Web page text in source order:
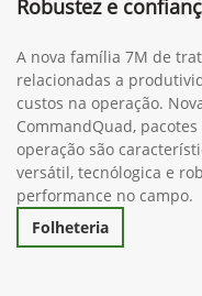
Robustez e
A nova família 7M de
relacionadas a
custos na operação.
CommandQuad,
operação são
versátil, tecnólogica e
performance no campo.
Folheteria